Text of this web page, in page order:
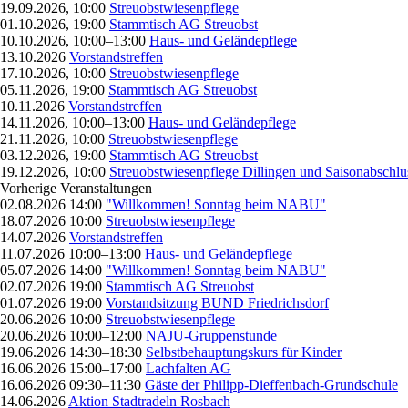
19.09.2026, 10:00 Streuobstwiesenpflege
01.10.2026, 19:00 Stammtisch AG Streuobst
10.10.2026, 10:00–13:00 Haus- und Geländepflege
13.10.2026 Vorstandstreffen
17.10.2026, 10:00 Streuobstwiesenpflege
05.11.2026, 19:00 Stammtisch AG Streuobst
10.11.2026 Vorstandstreffen
14.11.2026, 10:00–13:00 Haus- und Geländepflege
21.11.2026, 10:00 Streuobstwiesenpflege
03.12.2026, 19:00 Stammtisch AG Streuobst
19.12.2026, 10:00 Streuobstwiesenpflege Dillingen und
Vorherige Veranstaltungen
02.08.2026 14:00 "Willkommen! Sonntag beim NABU"
18.07.2026 10:00 Streuobstwiesenpflege
14.07.2026 Vorstandstreffen
11.07.2026 10:00–13:00 Haus- und Geländepflege
05.07.2026 14:00 "Willkommen! Sonntag beim NABU"
02.07.2026 19:00 Stammtisch AG Streuobst
01.07.2026 19:00 Vorstandsitzung BUND Friedrichsdorf
20.06.2026 10:00 Streuobstwiesenpflege
20.06.2026 10:00–12:00 NAJU-Gruppenstunde
19.06.2026 14:30–18:30 Selbstbehauptungskurs für Kinder
16.06.2026 15:00–17:00 Lachfalten AG
16.06.2026 09:30–11:30 Gäste der Philipp-Dieffenbach-Grundschule
14.06.2026 Aktion Stadtradeln Rosbach